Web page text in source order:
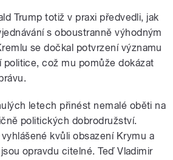
Trump totiž v praxi předvedli, jak
s oboustranně výhodným
se dočkal potvrzení významu
politice, což mu pomůže dokázat
letech přinést nemalé oběti na
politických dobrodružství.
kvůli obsazení Krymu a
opravdu citelné. Teď Vladimir